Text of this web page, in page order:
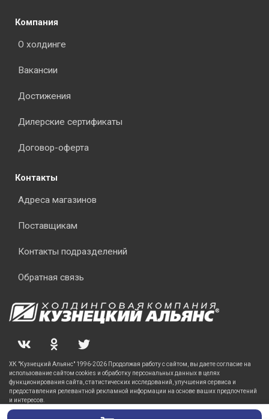
Компания
О холдинге
Вакансии
Достижения
Дилерские сертификаты
Договор-оферта
Контакты
Адреса магазинов
Поставщикам
Контакты подразделений
Обратная связь
ХК "Кузнецкий Альянс" 1996-2026 Продолжая работу с сайтом, вы даете согласие на
использование сайтом cookies и обработку персональных данных в целях
функционирования сайта, статистических исследований, улучшения сервиса и
предоставления релевантной рекламной информации на основе ваших предпочтений
и интересов.